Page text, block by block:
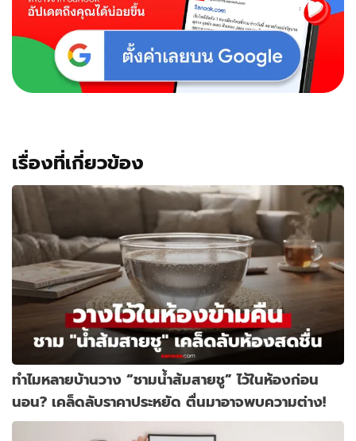
เรื่องที่เกี่ยวข้อง
ทำไมหลายบ้านวาง “ชามน้ำส้มสายชู” ไว้ในห้องก่อน
นอน? เคล็ดลับราคาประหยัด ตื่นมาอาจพบความต่าง!